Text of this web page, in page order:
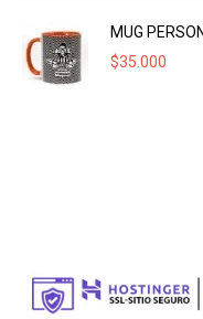
MUG
$35.000